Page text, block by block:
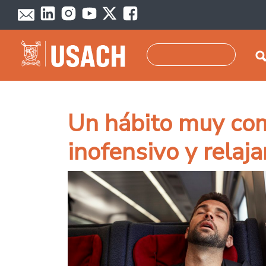
Pasar al contenido principal
Un hábito muy
inofensivo y